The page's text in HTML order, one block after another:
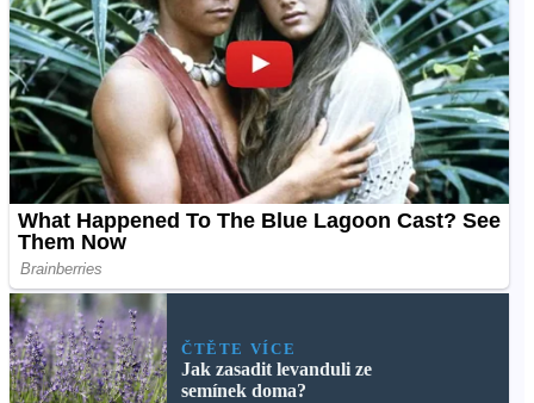
ČTĚTE VÍCE
Jak zasadit levanduli ze
semínek doma?